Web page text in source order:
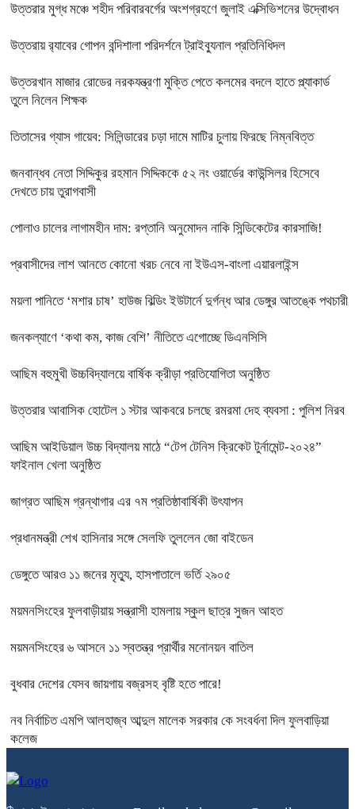
উত্তরার মুগ্ধ মঞ্চে শহীদ পরিবারবর্গের অংশগ্রহণে জুলাই এক্সিভিশনের উদ্বোধন
উত্তরায় র‍্যাবের গোপন বন্দিশালা পরিদর্শনে ট্রাইব্যুনাল প্রতিনিধিদল
উত্তরখান মাজার রোডের নরকযন্ত্রণা মুক্তি পেতে কলমের বদলে হাতে প্ল্যাকার্ড
তুলে নিলেন শিক্ষক
তিতাসের গ্যাস গায়েব: সিলিন্ডারের চড়া দামে মাটির চুলায় ফিরছে নিম্নবিত্ত
জনবান্ধব নেতা সিদ্দিকুর রহমান সিদ্দিককে ৫২ নং ওয়ার্ডের কাউন্সিলর হিসেবে
দেখতে চায় তুরাগবাসী
পোলাও চালের লাগামহীন দাম: রপ্তানি অনুমোদন নাকি সিন্ডিকেটের কারসাজি!
প্রবাসীদের লাশ আনতে কোনো খরচ নেবে না ইউএস-বাংলা এয়ারলাইন্স
ময়লা পানিতে ‘মশার চাষ’ হাউজ বিল্ডিং ইউটার্নে দুর্গন্ধ আর ডেঙ্গুর আতঙ্কে পথচারী
জনকল্যাণে ‘কথা কম, কাজ বেশি’ নীতিতে এগোচ্ছে ডিএনসিসি
আছিম বহুমুখী উচ্চবিদ্যালয়ে বার্ষিক ক্রীড়া প্রতিযোগিতা অনুষ্ঠিত
উত্তরার আবাসিক হোটেল ১ স্টার আকবরে চলছে রমরমা দেহ ব্যবসা : পুলিশ নিরব
আছিম আইডিয়াল উচ্চ বিদ্যালয় মাঠে “টেপ টেনিস ক্রিকেট টুর্নামেন্ট-২০২৪”
ফাইনাল খেলা অনুষ্ঠিত
জাগ্রত আছিম গ্রন্থাগার এর ৭ম প্রতিষ্ঠাবার্ষিকী উৎযাপন
প্রধানমন্ত্রী শেখ হাসিনার সঙ্গে সেলফি তুললেন জো বাইডেন
ডেঙ্গুতে আরও ১১ জনের মৃত্যু, হাসপাতালে ভর্তি ২৯০৫
ময়মনসিংহের ফুলবাড়ীয়ায় সন্ত্রাসী হামলায় স্কুল ছাত্র সুজন আহত
ময়মনসিংহের ৬ আসনে ১১ স্বতন্ত্র প্রার্থীর মনোনয়ন বাতিল
বুধবার দেশের যেসব জায়গায় বজ্রসহ বৃষ্টি হতে পারে!
নব নির্বাচিত এমপি আলহাজ্ব আব্দুল মালেক সরকার কে সংবর্ধনা দিল ফুলবাড়িয়া
কলেজ